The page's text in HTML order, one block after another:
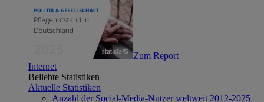
Zum Report
Internet
Beliebte Statistiken
Aktuelle Statistiken
Anzahl der Social-Media-Nutzer weltweit 2012-2025